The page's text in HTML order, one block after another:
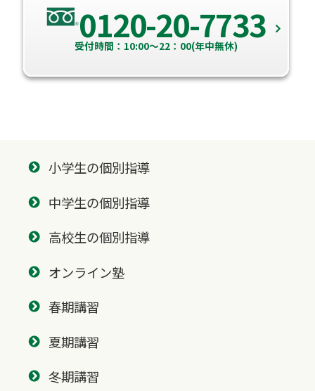
0120-20-7733
受付時間：10:00～22：00(年中無休)
小学生の個別指導
中学生の個別指導
高校生の個別指導
オンライン塾
春期講習
夏期講習
冬期講習